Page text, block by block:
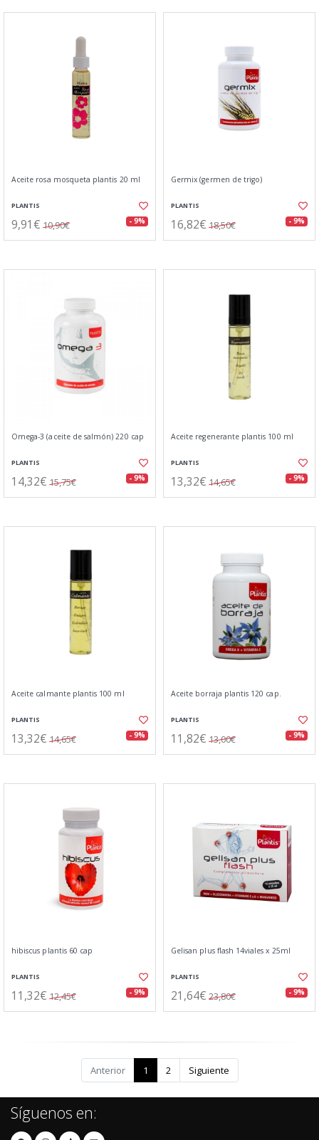
Aceite rosa mosqueta plantis 20 ml
PLANTIS
9,91€ 10,90€ - 9%
Germix (germen de trigo)
PLANTIS
16,82€ 18,50€ - 9%
Omega-3 (aceite de salmón) 220 cap
PLANTIS
14,32€ 15,75€ - 9%
Aceite regenerante plantis 100 ml
PLANTIS
13,32€ 14,65€ - 9%
Aceite calmante plantis 100 ml
PLANTIS
13,32€ 14,65€ - 9%
Aceite borraja plantis 120 cap.
PLANTIS
11,82€ 13,00€ - 9%
hibiscus plantis 60 cap
PLANTIS
11,32€ 12,45€ - 9%
Gelisan plus flash 14viales x 25ml
PLANTIS
21,64€ 23,80€ - 9%
Anterior 1 2 Siguiente
Síguenos en: